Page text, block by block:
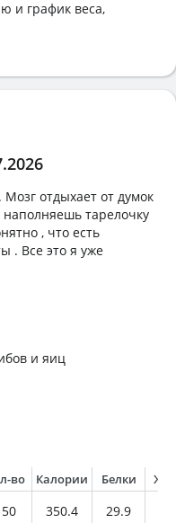
и график веса,
отдыхает от думок
тарелочку
, что есть
. Все это я уже
и яиц
во Калории Белки
350.4 29.9